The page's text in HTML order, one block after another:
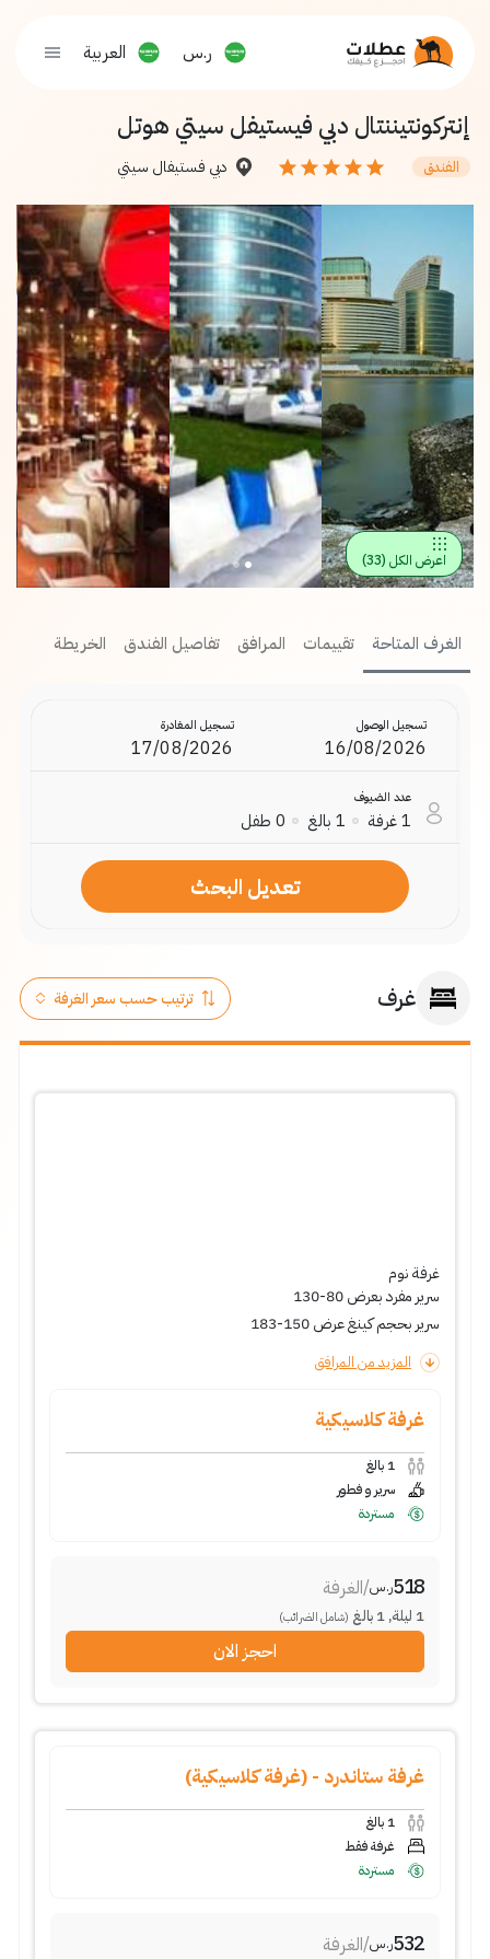
ر.س العربية
إنتركونتيننتال دبي فيستيفل سيتي هوتل
الفندق دبي فستيفال سيتي
اعرض الكل (
33
)
الغرف المتاحة تقييمات المرافق تفاصيل الفندق الخريطة
تسجيل الوصول تسجيل المغادرة
عدد الضيوف
1غرفة 1 بالغ 0 طفل
تعديل البحث
غرف
غرفة نوم
سرير مفرد بعرض 80-130
سرير بحجم كينغ عرض 150-183
المزيد من المرافق
غرفة كلاسيكية
1 بالغ
سرير و فطور
مستردة
518ر.س/الغرفة
1 ليلة,
1 بالغ (شامل الضرائب)
احجز الان
غرفة ستاندرد - (غرفة كلاسيكية)
1 بالغ
غرفة فقط
مستردة
532ر.س/الغرفة